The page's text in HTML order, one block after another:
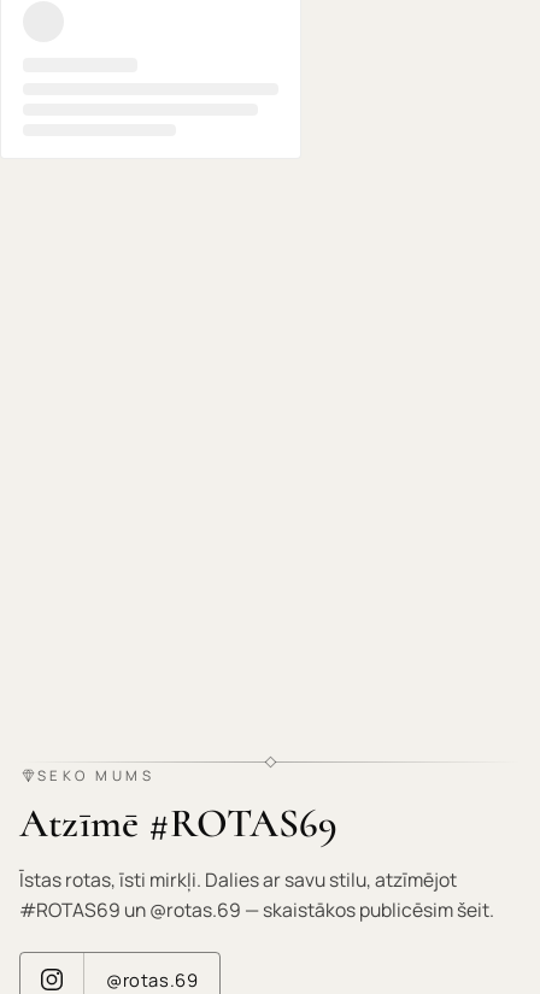
SEKO MUMS
Atzīmē #ROTAS69
Īstas rotas, īsti mirkļi. Dalies ar savu stilu, atzīmējot
#ROTAS69 un @rotas.69 — skaistākos publicēsim šeit.
@rotas.69